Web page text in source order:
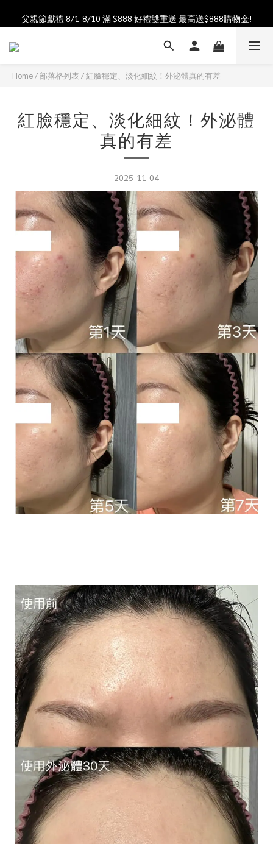
加入會員送$100購物金  加入LINE社群享優惠價
父親節獻禮 8/1-8/10 滿 $888 好禮雙重送 最高送$888購物金!
加入會員送$100購物金  加入LINE社群享優惠價
Home/部落格列表 /紅臉穩定、淡化細紋！外泌體真的有差
紅臉穩定、淡化細紋！外泌體
真的有差
2025-11-04